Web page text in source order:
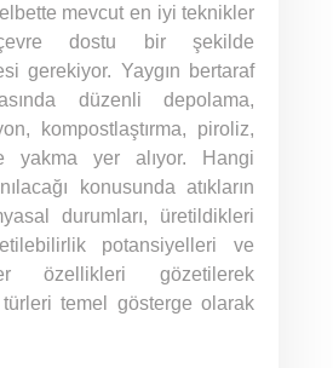
elbette mevcut en iyi teknikler
çevre dostu bir şekilde
gerekiyor. Yaygın bertaraf
düzenli depolama,
kompostlaştırma, piroliz,
yakma yer alıyor. Hangi
konusunda atıkların
durumları, üretildikleri
potansiyelleri ve
özellikleri gözetilerek
türleri temel gösterge olarak